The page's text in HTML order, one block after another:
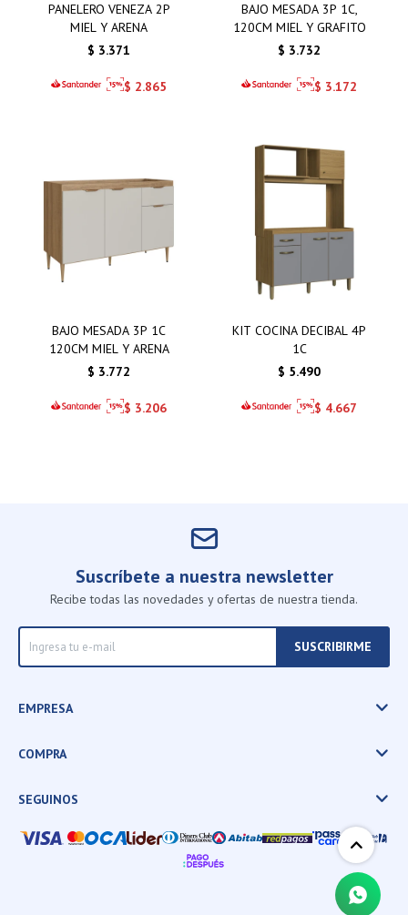
PANELERO VENEZA 2P
MIEL Y ARENA
$ 3.371
$ 2.865
BAJO MESADA 3P 1C,
120CM MIEL Y GRAFITO
$ 3.732
$ 3.172
BAJO MESADA 3P 1C
120CM MIEL Y ARENA
$ 3.772
$ 3.206
KIT COCINA DECIBAL 4P
1C
$ 5.490
$ 4.667
Suscríbete a nuestra newsletter
Recibe todas las novedades y ofertas de nuestra tienda.
SUSCRIBIRME
EMPRESA
COMPRA
SEGUINOS